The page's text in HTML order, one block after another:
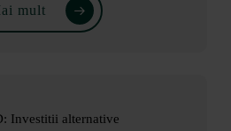
mult
Investitii alternative